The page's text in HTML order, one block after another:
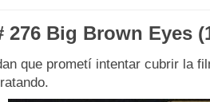
276 Big Brown Eyes
que prometí intentar cubrir la